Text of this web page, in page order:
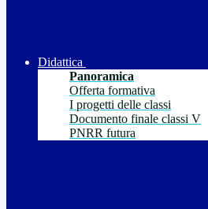
Didattica
Panoramica
Offerta formativa
I progetti delle classi
Documento finale classi V
PNRR futura